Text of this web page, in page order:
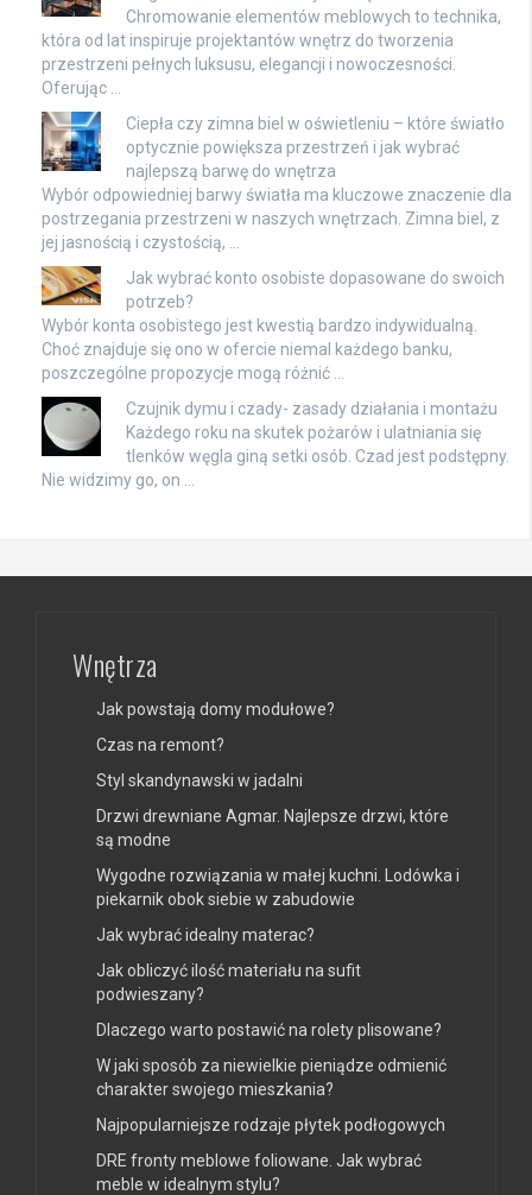
Chromowanie elementów meblowych to technika,
która od lat inspiruje projektantów wnętrz do tworzenia
przestrzeni pełnych luksusu, elegancji i nowoczesności.
Oferując …
Ciepła czy zimna biel w oświetleniu – które światło
optycznie powiększa przestrzeń i jak wybrać
najlepszą barwę do wnętrza
Wybór odpowiedniej barwy światła ma kluczowe znaczenie dla
postrzegania przestrzeni w naszych wnętrzach. Zimna biel, z
jej jasnością i czystością, …
Jak wybrać konto osobiste dopasowane do swoich
potrzeb?
Wybór konta osobistego jest kwestią bardzo indywidualną.
Choć znajduje się ono w ofercie niemal każdego banku,
poszczególne propozycje mogą różnić …
Czujnik dymu i czady- zasady działania i montażu
Każdego roku na skutek pożarów i ulatniania się
tlenków węgla giną setki osób. Czad jest podstępny.
Nie widzimy go, on …
Wnętrza
Jak powstają domy modułowe?
Czas na remont?
Styl skandynawski w jadalni
Drzwi drewniane Agmar. Najlepsze drzwi, które
są modne
Wygodne rozwiązania w małej kuchni. Lodówka i
piekarnik obok siebie w zabudowie
Jak wybrać idealny materac?
Jak obliczyć ilość materiału na sufit
podwieszany?
Dlaczego warto postawić na rolety plisowane?
W jaki sposób za niewielkie pieniądze odmienić
charakter swojego mieszkania?
Najpopularniejsze rodzaje płytek podłogowych
DRE fronty meblowe foliowane. Jak wybrać
meble w idealnym stylu?